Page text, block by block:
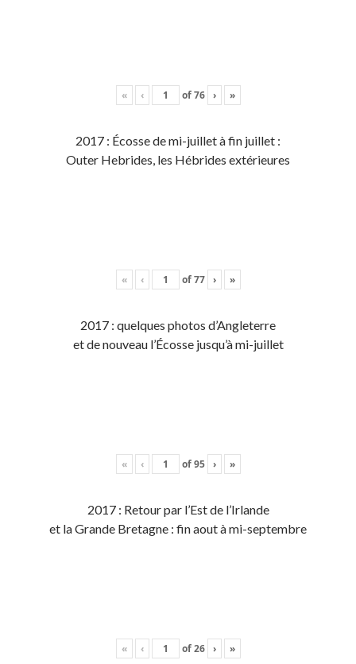
« ‹ of76 › »
2017 : Écosse de mi-juillet à fin juillet :
Outer Hebrides, les Hébrides extérieures
« ‹ of77 › »
2017 : quelques photos d’Angleterre
et de nouveau l’Écosse jusqu’à mi-juillet
« ‹ of95 › »
2017 : Retour par l’Est de l’Irlande
et la Grande Bretagne : fin aout à mi-septembre
« ‹ of26 › »